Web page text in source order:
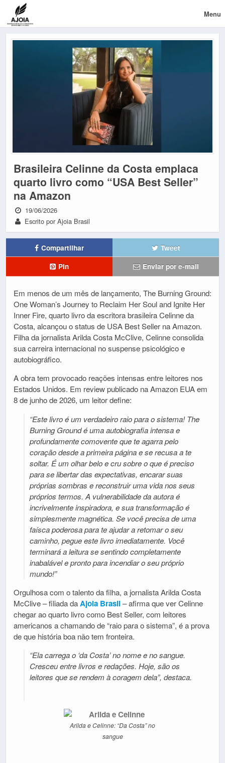
Menu
Brasileira Celinne da Costa emplaca
quarto livro como “USA Best Seller”
na Amazon
19/06/2026
Escrito por Ajoia Brasil
Compartilhar
Tweet
Pin
Enviar por e-mail
Em menos de um mês de lançamento, The Burning Ground:
One Woman’s Journey to Reclaim Her Soul and Ignite Her
Inner Fire, quarto livro da escritora brasileira Celinne da
Costa, alcançou o status de USA Best Seller na Amazon.
Filha da jornalista Arilda Costa McClive, Celinne consolida
sua carreira internacional no suspense psicológico e
autobiográfico.
A obra tem provocado reações intensas entre leitores nos
Estados Unidos. Em review publicado na Amazon EUA em
8 de junho de 2026, um leitor define:
“Este livro é um verdadeiro raio para o sistema! The
Burning Ground é uma autobiografia intensa e
profundamente comovente que te agarra pelo
coração desde a primeira página e se recusa a te
soltar. É um olhar belo e cru sobre o que é preciso
para se libertar das expectativas, encarar suas
próprias sombras e reconstruir uma vida nos seus
próprios termos. A vulnerabilidade da autora é
incrivelmente inspiradora, e sua transformação é
simplesmente magnética. Se você precisa de uma
faísca poderosa para te ajudar a retomar o seu
caminho, pegue este livro imediatamente. Você
terminará a leitura se sentindo completamente
inabalável e pronto para incendiar o seu próprio
mundo!”
Orgulhosa com o talento da filha, a jornalista Arilda Costa
McClive – filiada daAjoia Brasil– afirma que ver Celinne
chegar ao quarto livro como Best Seller, com leitores
americanos a chamando de “raio para o sistema”, é a prova
de que história boa não tem fronteira.
“Ela carrega o ‘da Costa’ no nome e no sangue.
Cresceu entre livros e redações. Hoje, são os
leitores que se rendem à coragem dela”, destaca.
Arilda e Celinne: “Da Costa” no
sangue